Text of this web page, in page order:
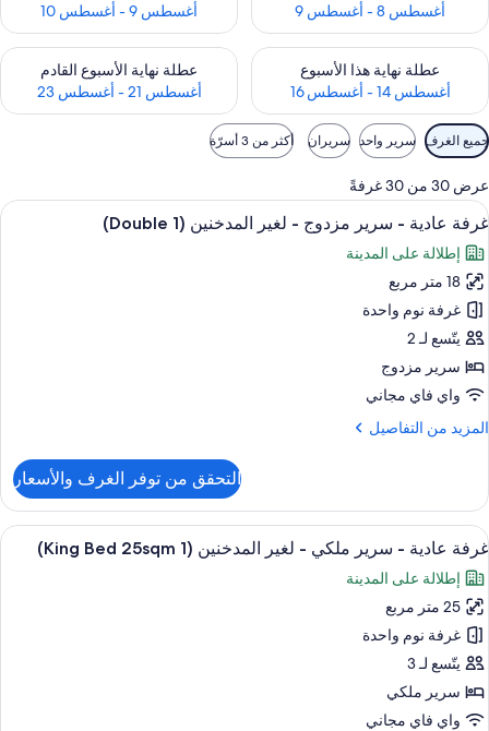
أغسطس 8 - أغسطس 9
أغسطس 9 - أغسطس 10
عطلة نهاية هذا الأسبوع
أغسطس 14 - أغسطس 16
تحقق من مدى التوفر لعطلة نهاية هذا الأسبوع للفترة أغسطس 14 - أغسطس 16
عطلة نهاية الأسبوع القادم
أغسطس 21 - أغسطس 23
تحقق من مدى التوفر لعطلة نهاية
عوامل
التصفية
المتاحة
للغرف
جميع الغرف سرير واحد سريران أكثر من 3 أسرّة
عرض 30 من 30 غرفةً
استعراض
جميع
صور
غرفة
عادية
-
سرير
مزدوج
لغير
Double)
أغطية فراش متميزة وخزنة داخل الغرفة
5
غرفة عادية - سرير مزدوج - لغير المدخنين (1 Double)
إطلالة على المدينة
18 متر مربع
غرفة نوم واحدة
يتّسع لـ 2
سرير مزدوج
واي فاي مجاني
المزيد من التفاصيل
المزيد
غرفة
عادية
-
سرير
مزدوج
لغير
المدخنين
(1
Double)
التحقق من توفر الغرف والأسعار
استعراض
جميع
صور
غرفة
عادية
-
سرير
ملكي
أغطية فراش متميزة وخزنة داخل الغرفة
6
غرفة عادية - سرير ملكي - لغير المدخنين (1 King Bed 25sqm)
إطلالة على المدينة
25 متر مربع
غرفة نوم واحدة
يتّسع لـ 3
سرير ملكي
واي فاي مجاني